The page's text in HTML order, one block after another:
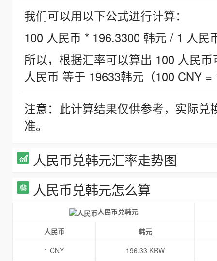
我们可以用以下公式进行计算：
100 人民币 * 196.3300 韩元 / 1 人民
所以，根据汇率可以算出 100 人民
人民币 等于 19633韩元（100 CNY =
注意：此计算结果仅供参考，实际
准。
人民币兑韩元汇率走势图
人民币兑韩元怎么算
人民币兑韩元
人民币
韩元
1 CNY
196.33 KRW